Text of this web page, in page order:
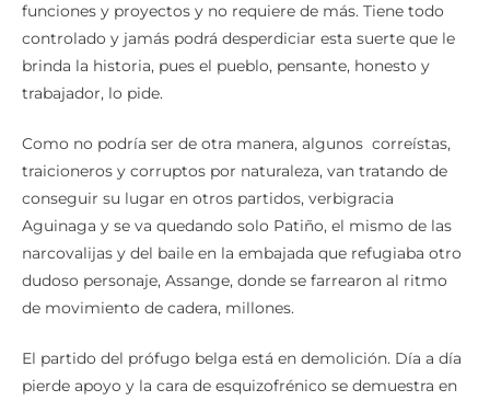
funciones y proyectos y no requiere de más. Tiene todo
controlado y jamás podrá desperdiciar esta suerte que le
brinda la historia, pues el pueblo, pensante, honesto y
trabajador, lo pide.
Como no podría ser de otra manera, algunos correístas,
traicioneros y corruptos por naturaleza, van tratando de
conseguir su lugar en otros partidos, verbigracia
Aguinaga y se va quedando solo Patiño, el mismo de las
narcovalijas y del baile en la embajada que refugiaba otro
dudoso personaje, Assange, donde se farrearon al ritmo
de movimiento de cadera, millones.
El partido del prófugo belga está en demolición. Día a día
pierde apoyo y la cara de esquizofrénico se demuestra en